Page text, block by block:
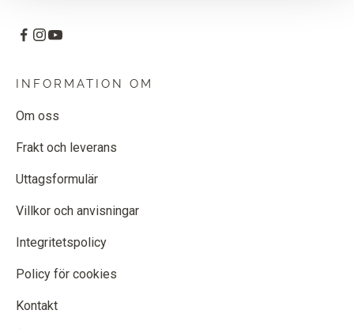
INFORMATION OM
Om oss
Frakt och leverans
Uttagsformulär
Villkor och anvisningar
Integritetspolicy
Policy för cookies
Kontakt